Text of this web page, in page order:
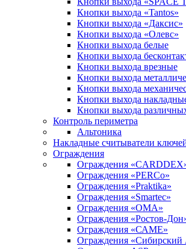
Кнопки выхода «Tantos»
Кнопки выхода «Даксис»
Кнопки выхода «Олевс»
Кнопки выхода белые
Кнопки выхода
Кнопки выхода врезные
Кнопки выхода
Кнопки выхода
Кнопки выхода
Кнопки выхода
Контроль периметра
Альтоника
Накладные считыватели
Ограждения
Ограждения
Ограждения «PERCo»
Ограждения «Praktika»
Ограждения «Smartec»
Ограждения «ОМА»
Ограждения «Ростов-
Ограждения «САМЕ»
Ограждения «Сибирский